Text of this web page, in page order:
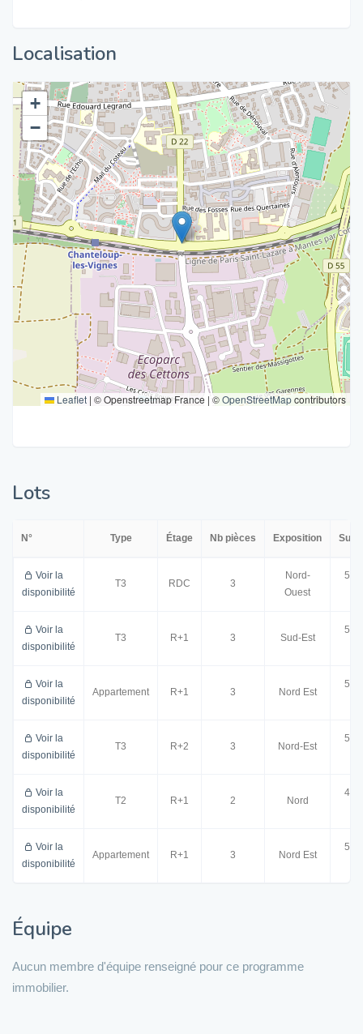
Localisation
+
−
Leaflet | © Openstreetmap France | ©OpenStreetMapcontributors
Lots
N° Type Étage Nb pièces Exposition
Voir la
disponibilité
T3 RDC 3
Nord-
Ouest
Voir la
disponibilité
T3 R+1 3 Sud-Est
Voir la
disponibilité
Appartement R+1 3 Nord Est
Voir la
disponibilité
T3 R+2 3 Nord-Est
Voir la
disponibilité
T2 R+1 2 Nord
Voir la
disponibilité
Appartement R+1 3 Nord Est
Équipe
Aucun membre d'équipe renseigné pour ce programme
immobilier.